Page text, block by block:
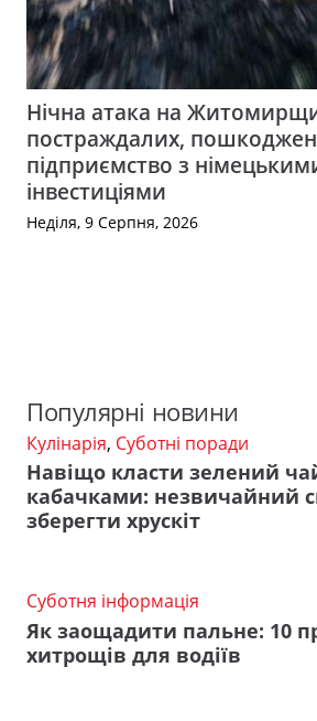
Нічна атака на
постраждалих,
підприємство з
інвестиціями
Неділя, 9 Серпня, 2026
Популярні новини
Кулінарія, Суботні поради
Навіщо класти зелений
кабачками: незвичайний
зберегти хрускіт
Суботня інформація
Як заощадити пальне: 10
хитрощів для водіїв